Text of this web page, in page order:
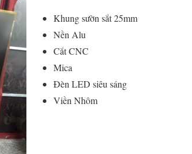
Khung sườn sắt 25mm
Nền Alu
Cắt CNC
Mica
Đèn LED siêu sáng
Viền Nhôm